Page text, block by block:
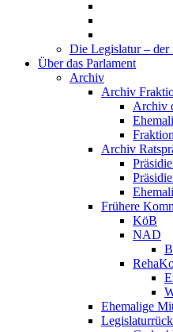
Die Legislatur – der
Über das Parlament
Archiv
Archiv
Archiv
Archiv
Frühere
KöB
NAD
Ehemalige